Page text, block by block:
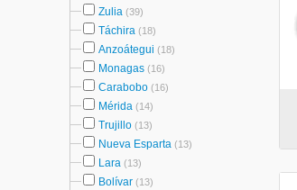
Zulia (39)
Táchira (18)
Anzoátegui (18)
Monagas (16)
Carabobo (16)
Mérida (14)
Trujillo (13)
Nueva Esparta (13)
Lara (13)
Bolívar (13)